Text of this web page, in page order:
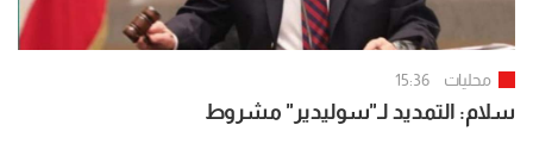
محليات 15:36
سلام: التمديد لـ"سوليدير" مشروط